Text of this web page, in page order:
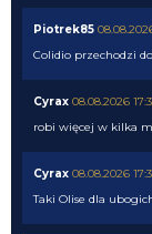
Piotrek85
Colidio przechodzi
Cyrax 08.08.2026
robi więcej w kilka
Cyrax 08.08.2026
Taki Olise dla